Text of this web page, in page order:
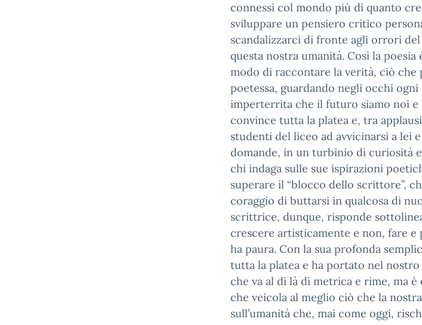
connessi col mondo più di quanto
sviluppare un pensiero critico
scandalizzarci di fronte agli orrori
questa nostra umanità. Così la
modo di raccontare la verità, ciò che
poetessa, guardando negli occhi
imperterrita che il futuro siamo noi e
convince tutta la platea e, tra
studenti del liceo ad avvicinarsi a lei
domande, in un turbinio di curiosità
chi indaga sulle sue ispirazioni
superare il “blocco dello scrittore”,
coraggio di buttarsi in qualcosa di
scrittrice, dunque, risponde
crescere artisticamente e non, fare e
ha paura. Con la sua profonda
tutta la platea e ha portato nel nostro
che va al di là di metrica e rime, ma è
che veicola al meglio ciò che la
sull’umanità che, mai come oggi,